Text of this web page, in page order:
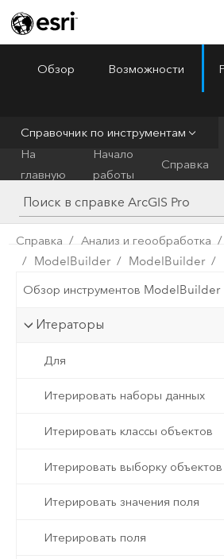
ArcGIS Pro
Обзор Возможности
Справочник по инструментам
На
главную
Начало
работы
Справка
Справка Анализ и геообработка
ModelBuilder
ModelBuilder
Обзор инструментов ModelBuilder
Итераторы
Для
Итерировать наборы данных
Итерировать классы объектов
Итерировать выборку объектов
Итерировать значения поля
Итерировать поля